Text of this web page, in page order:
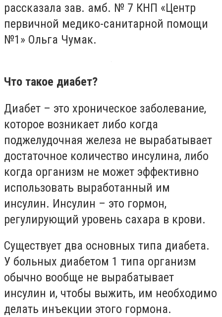
рассказала зав. амб. № 7 КНП «Центр
первичной медико-санитарной помощи
№1» Ольга Чумак.
Что такое диабет?
Диабет – это хроническое заболевание,
которое возникает либо когда
поджелудочная железа не вырабатывает
достаточное количество инсулина, либо
когда организм не может эффективно
использовать выработанный им
инсулин. Инсулин – это гормон,
регулирующий уровень сахара в крови.
Существует два основных типа диабета.
У больных диабетом 1 типа организм
обычно вообще не вырабатывает
инсулин и, чтобы выжить, им необходимо
делать инъекции этого гормона.